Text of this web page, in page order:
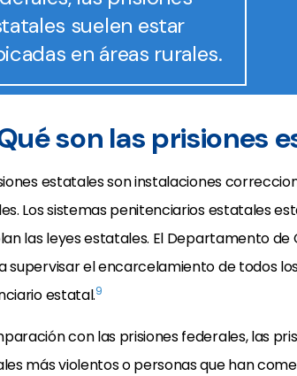
suelen estar
en áreas rurales.
son las prisiones
estatales son instalaciones
Los sistemas penitenciarios estatales
las leyes estatales. El Departamento
supervisar el encarcelamiento de todos
estatal.9
con las prisiones federales, las
más violentos o personas que han